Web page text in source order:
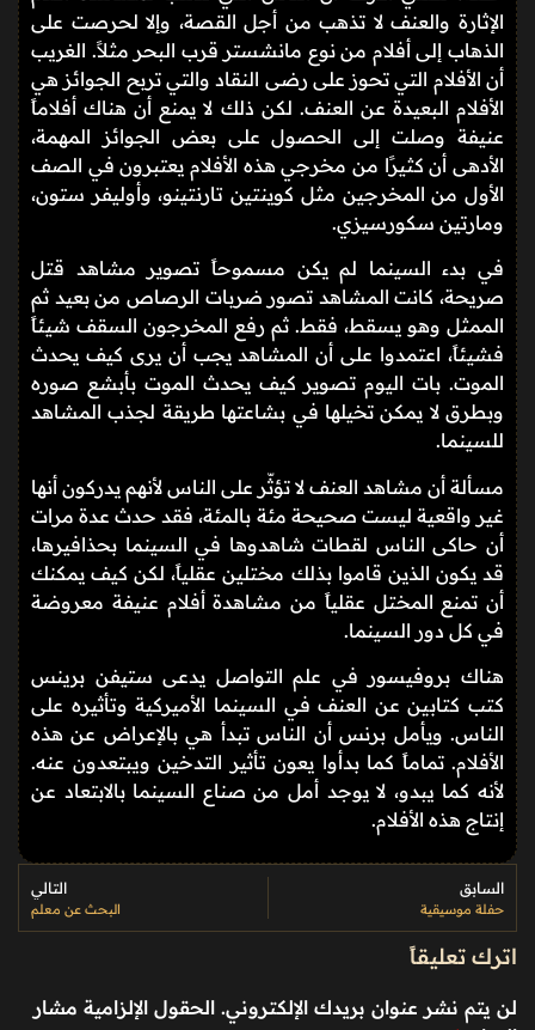
الإثارة والعنف لا تذهب من أجل القصة، وإلا لحرصت على
الذهاب إلى أفلام من نوع مانشستر قرب البحر مثلاً. الغريب
أن الأفلام التي تحوز على رضى النقاد والتي تربح الجوائز هي
الأفلام البعيدة عن العنف. لكن ذلك لا يمنع أن هناك أفلاماً
عنيفة وصلت إلى الحصول على بعض الجوائز المهمة،
الأدهى أن كثيرًا من مخرجي هذه الأفلام يعتبرون في الصف
الأول من المخرجين مثل كوينتين تارنتينو، وأوليفر ستون،
ومارتين سكورسيزي.
في بدء السينما لم يكن مسموحاً تصوير مشاهد قتل
صريحة، كانت المشاهد تصور ضربات الرصاص من بعيد ثم
الممثل وهو يسقط، فقط. ثم رفع المخرجون السقف شيئاً
فشيئاً، اعتمدوا على أن المشاهد يجب أن يرى كيف يحدث
الموت. بات اليوم تصوير كيف يحدث الموت بأبشع صوره
وبطرق لا يمكن تخيلها في بشاعتها طريقة لجذب المشاهد
للسينما.
مسألة أن مشاهد العنف لا تؤثّر على الناس لأنهم يدركون أنها
غير واقعية ليست صحيحة مئة بالمئة، فقد حدث عدة مرات
أن حاكى الناس لقطات شاهدوها في السينما بحذافيرها،
قد يكون الذين قاموا بذلك مختلين عقلياً، لكن كيف يمكنك
أن تمنع المختل عقلياً من مشاهدة أفلام عنيفة معروضة
في كل دور السينما.
هناك بروفيسور في علم التواصل يدعى ستيفن برينس
كتب كتابين عن العنف في السينما الأميركية وتأثيره على
الناس. ويأمل برنس أن الناس تبدأ هي بالإعراض عن هذه
الأفلام. تماماً كما بدأوا يعون تأثير التدخين ويبتعدون عنه.
لأنه كما يبدو، لا يوجد أمل من صناع السينما بالابتعاد عن
إنتاج هذه الأفلام.
السابق
حفلة موسيقية
التالي
البحث عن معلم
اترك تعليقاً
لن يتم نشر عنوان بريدك الإلكتروني. الحقول الإلزامية مشار